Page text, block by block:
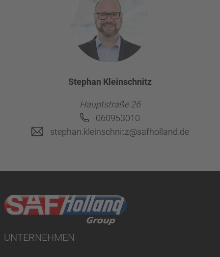
Stephan Kleinschnitz
Hauptstraße 26
060953010
stephan.kleinschnitz@safholland.de
UNTERNEHMEN